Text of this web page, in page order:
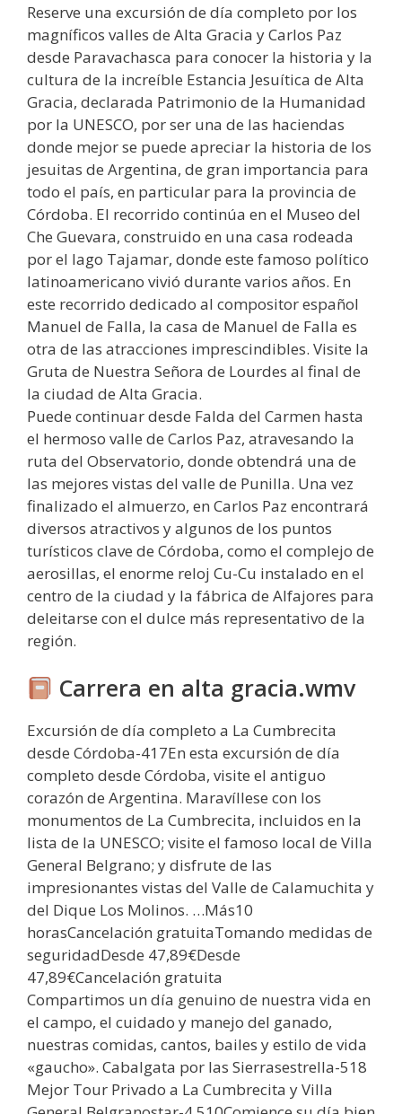
Reserve una excursión de día completo por los
magníficos valles de Alta Gracia y Carlos Paz
desde Paravachasca para conocer la historia y la
cultura de la increíble Estancia Jesuítica de Alta
Gracia, declarada Patrimonio de la Humanidad
por la UNESCO, por ser una de las haciendas
donde mejor se puede apreciar la historia de los
jesuitas de Argentina, de gran importancia para
todo el país, en particular para la provincia de
Córdoba. El recorrido continúa en el Museo del
Che Guevara, construido en una casa rodeada
por el lago Tajamar, donde este famoso político
latinoamericano vivió durante varios años. En
este recorrido dedicado al compositor español
Manuel de Falla, la casa de Manuel de Falla es
otra de las atracciones imprescindibles. Visite la
Gruta de Nuestra Señora de Lourdes al final de
la ciudad de Alta Gracia.
Puede continuar desde Falda del Carmen hasta
el hermoso valle de Carlos Paz, atravesando la
ruta del Observatorio, donde obtendrá una de
las mejores vistas del valle de Punilla. Una vez
finalizado el almuerzo, en Carlos Paz encontrará
diversos atractivos y algunos de los puntos
turísticos clave de Córdoba, como el complejo de
aerosillas, el enorme reloj Cu-Cu instalado en el
centro de la ciudad y la fábrica de Alfajores para
deleitarse con el dulce más representativo de la
región.
Carrera en alta gracia.wmv
Excursión de día completo a La Cumbrecita
desde Córdoba-417En esta excursión de día
completo desde Córdoba, visite el antiguo
corazón de Argentina. Maravíllese con los
monumentos de La Cumbrecita, incluidos en la
lista de la UNESCO; visite el famoso local de Villa
General Belgrano; y disfrute de las
impresionantes vistas del Valle de Calamuchita y
del Dique Los Molinos. …Más10
horasCancelación gratuitaTomando medidas de
seguridadDesde 47,89€Desde
47,89€Cancelación gratuita
Compartimos un día genuino de nuestra vida en
el campo, el cuidado y manejo del ganado,
nuestras comidas, cantos, bailes y estilo de vida
«gaucho». Cabalgata por las Sierrasestrella-518
Mejor Tour Privado a La Cumbrecita y Villa